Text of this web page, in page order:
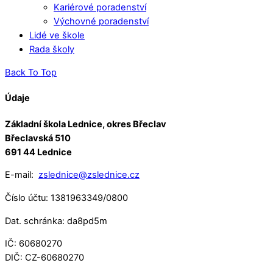
Kariérové poradenství
Výchovné poradenství
Lidé ve škole
Rada školy
Back To Top
Údaje
Základní škola Lednice, okres Břeclav
Břeclavská 510
691 44 Lednice
E-mail: zslednice@zslednice.cz
Číslo účtu: 1381963349/0800
Dat. schránka: da8pd5m
IČ: 60680270
DIČ: CZ-60680270